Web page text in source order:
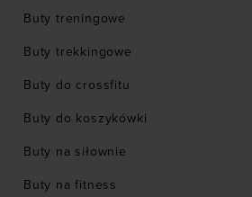
Buty treningowe
Buty trekkingowe
Buty do crossfitu
Buty do koszykówki
Buty na siłownie
Buty na fitness